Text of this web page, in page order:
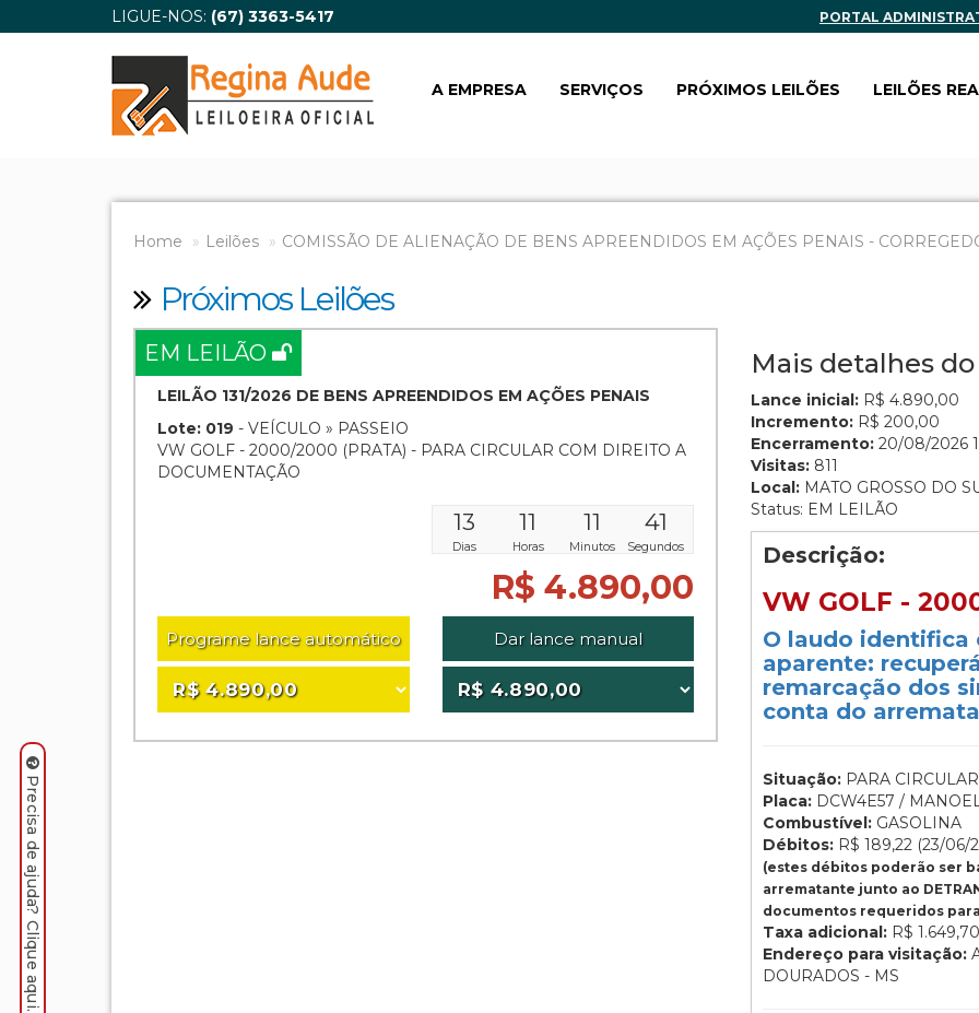
LIGUE-NOS: (67) 3363-5417 PORTAL
A EMPRESA SERVIÇOS PRÓXIMOS LEILÕES LEILÕES
Home Leilões COMISSÃO DE ALIENAÇÃO DE BENS APREENDIDOS EM AÇÕES PENAIS -
Próximos Leilões
EM LEILÃO
LEILÃO 131/2026 DE BENS APREENDIDOS EM AÇÕES PENAIS
Lote: 019 - VEÍCULO » PASSEIO
VW GOLF - 2000/2000 (PRATA) - PARA CIRCULAR COM DIREITO A
DOCUMENTAÇÃO
13
Dias
11
Horas
11
Minutos
41
Segundos
R$ 4.890,00
Programe lance automático Dar lance manual
Mais detalhes
Lance inicial: R$ 4.890,00
Incremento: R$ 200,00
Encerramento: 20/08/2026
Visitas: 811
Local: MATO GROSSO DO
Status: EM LEILÃO
Descrição:
VW GOLF -
O laudo identifica
aparente:
remarcação dos
conta do
Situação: PARA
Placa: DCW4E57 /
Combustível: GASOLINA
Débitos: R$ 189,22 (23/06/
(estes débitos poderão ser
arrematante junto ao
documentos requeridos
Taxa adicional: R$ 1.649,70
Endereço para visitação:
DOURADOS - MS
Precisa de ajuda? Clique aqui.